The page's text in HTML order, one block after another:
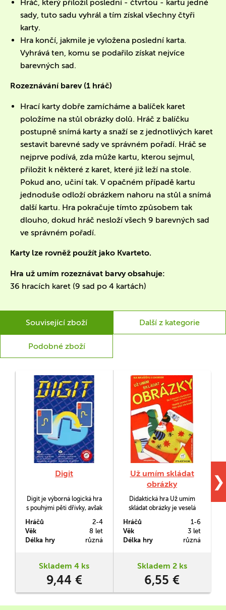
Hráč, který přiložil poslední - čtvrtou - kartu jedné
sady, tuto sadu vyhrál a tím získal všechny čtyři
karty.
Hra končí, jakmile je vyložena poslední karta.
Vyhrává ten, komu se podařilo získat nejvíce
barevných sad.
Rozeznávání barev (1 hráč)
Hrací karty dobře zamícháme a balíček karet
položíme na stůl obrázky dolů. Hráč z balíčku
postupně snímá karty a snaží se z jednotlivých karet
sestavit barevné sady ve správném pořadí. Hráč se
nejprve podívá, zda může kartu, kterou sejmul,
přiložit k některé z karet, které již leží na stole.
Pokud ano, učiní tak. V opačném případě kartu
jednoduše odloží obrázkem nahoru na stůl a snímá
další kartu. Hra pokračuje tímto způsobem tak
dlouho, dokud hráč nesloží všech 9 barevných sad
ve správném pořadí.
Karty lze rovněž použít jako Kvarteto.
Hra už umím rozeznávat barvy obsahuje:
36 hracích karet (9 sad po 4 kartách)
Související zboží Další z kategorie
Podobné zboží
Digit
Digit je výborná logická hra
s pouhými pěti dřívky, avšak
pravidla jednoduchá, avšak
na hraní geniální. Hra je
vhodná jako dárek na
školou povinné.
Hráčů
2-4
Věk
8 let
Délka hry
různá
Skladem 4 ks
9,44 €
Už umím skládat
obrázky
Didaktická hra Už umím
skládat obrázky je veselá
složit obrázek jako první.
Hra je vhodná jako dárek na
návštěvu, kde mají malé
Hráčů
1-6
Věk
3 let
Délka hry
různá
Skladem 2 ks
6,55 €
❯